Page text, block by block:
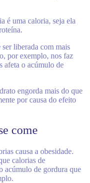
é uma caloria, seja ela
liberada com mais
por exemplo, nos faz
afeta o acúmulo de
engorda mais do que
por causa do efeito
come
causa a obesidade.
calorias de
acúmulo de gordura que